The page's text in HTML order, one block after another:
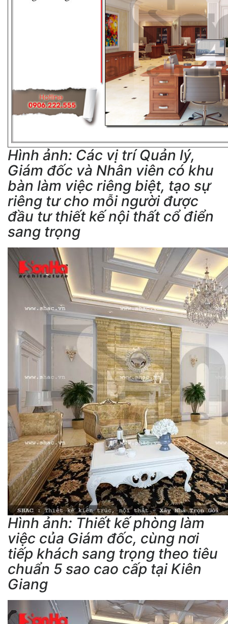
Hình ảnh: Các vị trí Quản lý,
Giám đốc và Nhân viên có khu
bàn làm việc riêng biệt, tạo sự
riêng tư cho mỗi người được
đầu tư thiết kế nội thất cổ điển
sang trọng
Hình ảnh: Thiết kế phòng làm
việc của Giám đốc, cùng nơi
tiếp khách sang trọng theo tiêu
chuẩn 5 sao cao cấp tại Kiên
Giang